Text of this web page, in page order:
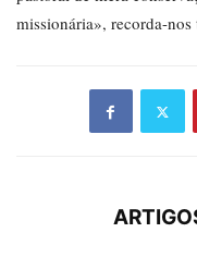
missionária», recorda-nos